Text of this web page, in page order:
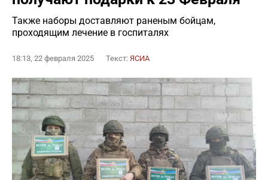
Также наборы доставляют раненым бойцам,
проходящим лечение в госпиталях
18:13, 22 февраля 2025 Текст: ЯСИА